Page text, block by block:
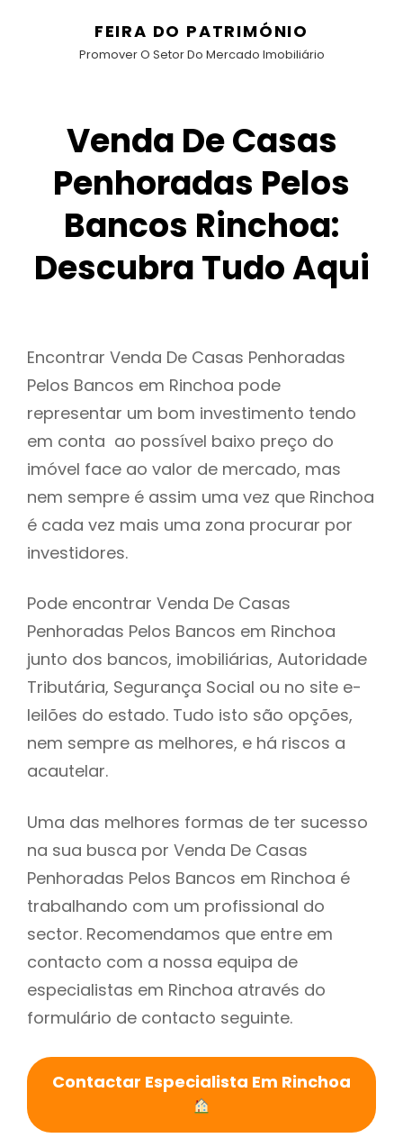
FEIRA DO PATRIMÓNIO
Promover O Setor Do Mercado Imobiliário
Venda De Casas
Penhoradas Pelos
Bancos Rinchoa:
Descubra Tudo Aqui
Encontrar Venda De Casas Penhoradas
Pelos Bancos em Rinchoa pode
representar um bom investimento tendo
em conta ao possível baixo preço do
imóvel face ao valor de mercado, mas
nem sempre é assim uma vez que Rinchoa
é cada vez mais uma zona procurar por
investidores.
Pode encontrar Venda De Casas
Penhoradas Pelos Bancos em Rinchoa
junto dos bancos, imobiliárias, Autoridade
Tributária, Segurança Social ou no site e-
leilões do estado. Tudo isto são opções,
nem sempre as melhores, e há riscos a
acautelar.
Uma das melhores formas de ter sucesso
na sua busca por Venda De Casas
Penhoradas Pelos Bancos em Rinchoa é
trabalhando com um profissional do
sector. Recomendamos que entre em
contacto com a nossa equipa de
especialistas em Rinchoa através do
formulário de contacto seguinte.
Contactar Especialista Em Rinchoa